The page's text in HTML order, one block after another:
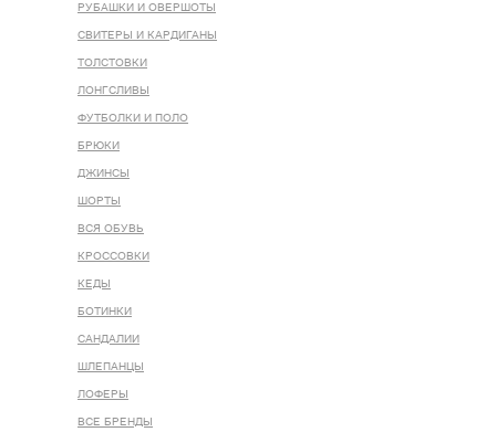
РУБАШКИ И ОВЕРШОТЫ
СВИТЕРЫ И КАРДИГАНЫ
ТОЛСТОВКИ
ЛОНГСЛИВЫ
ФУТБОЛКИ И ПОЛО
БРЮКИ
ДЖИНСЫ
ШОРТЫ
ВСЯ ОБУВЬ
КРОССОВКИ
КЕДЫ
БОТИНКИ
САНДАЛИИ
ШЛЕПАНЦЫ
ЛОФЕРЫ
ВСЕ БРЕНДЫ